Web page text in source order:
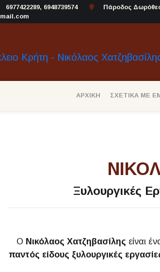
6977422289, 6948739574
Πάροδος
ΑΡΧΙΚΗ ΣΧΕΤΙΚΑ ΜΕ
Ξυλουργικές
Ο Νικόλαος Χατζηβασίλης είναι
παντός είδους ξυλουργικές